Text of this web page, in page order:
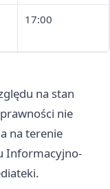
17:00
na stan
nie
na terenie
Informacyjno-